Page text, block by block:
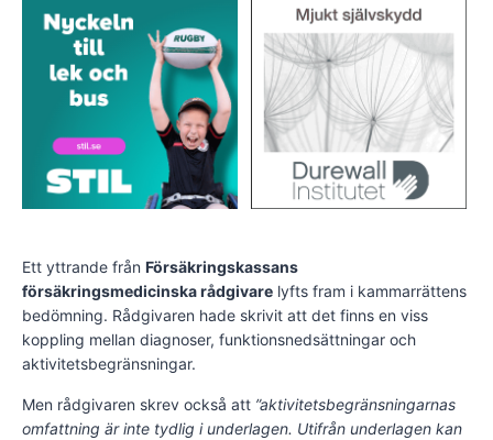
Ett yttrande från Försäkringskassans
försäkringsmedicinska rådgivare lyfts fram i kammarrättens
bedömning. Rådgivaren hade skrivit att det finns en viss
koppling mellan diagnoser, funktionsnedsättningar och
aktivitetsbegränsningar.
Men rådgivaren skrev också att ”aktivitetsbegränsningarnas
omfattning är inte tydlig i underlagen. Utifrån underlagen kan